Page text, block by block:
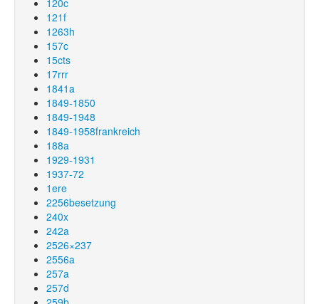
120c
121f
1263h
157c
15cts
17rrr
1841a
1849-1850
1849-1948
1849-1958frankreich
188a
1929-1931
1937-72
1ere
2256besetzung
240x
242a
2526×237
2556a
257a
257d